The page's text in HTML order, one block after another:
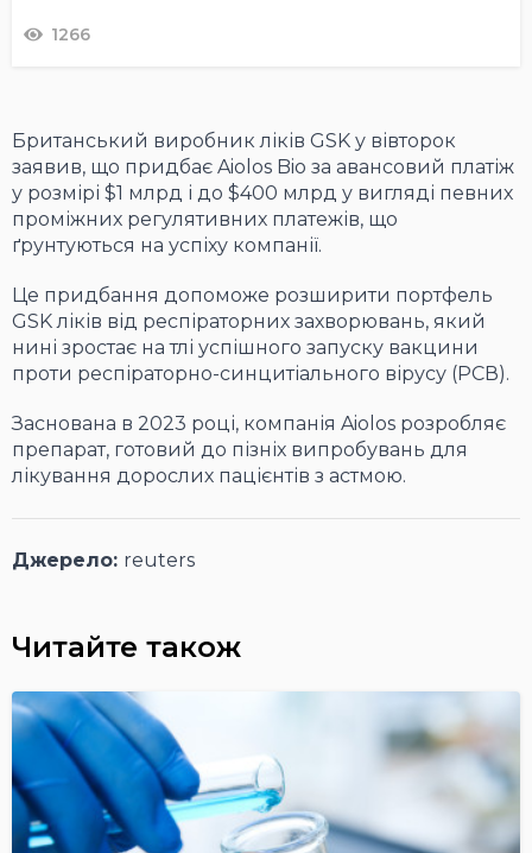
1266
Британський виробник ліків GSK у вівторок
заявив, що придбає Aiolos Bio за авансовий платіж
у розмірі $1 млрд і до $400 млрд у вигляді певних
проміжних регулятивних платежів, що
ґрунтуються на успіху компанії.
Це придбання допоможе розширити портфель
GSK ліків від респіраторних захворювань, який
нині зростає на тлі успішного запуску вакцини
проти респіраторно-синцитіального вірусу (РСВ).
Заснована в 2023 році, компанія Aiolos розробляє
препарат, готовий до пізніх випробувань для
лікування дорослих пацієнтів з астмою.
Джерело: reuters
Читайте також